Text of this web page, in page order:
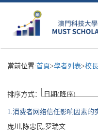
當前位置:首頁>學者列表>校
排序方式：
1.消费者网络信任影响因素的
庞川,陈忠民,罗瑞文